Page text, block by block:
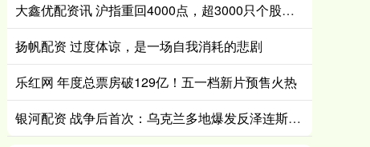
大鑫优配资讯 沪指重回4000点，超3000只个股上涨
扬帆配资 过度体谅，是一场自我消耗的悲剧
乐红网 年度总票房破129亿！五一档新片预售火热
银河配资 战争后首次：乌克兰多地爆发反泽连斯基示威_the_This_cities